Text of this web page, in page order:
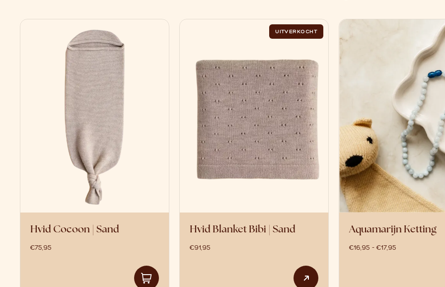
Hvid Cocoon | Sand
€75,95
UITVERKOCHT
Hvid Blanket Bibi | Sand
€91,95
Aquamarijn Ketting
€16,95 - €17,95